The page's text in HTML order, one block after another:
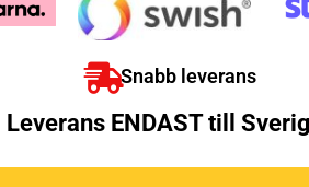
Snabb leverans
Leverans ENDAST till